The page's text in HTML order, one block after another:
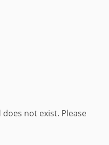
not exist. Please